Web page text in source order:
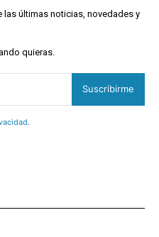
las últimas noticias, novedades y
quieras.
Suscribirme
.